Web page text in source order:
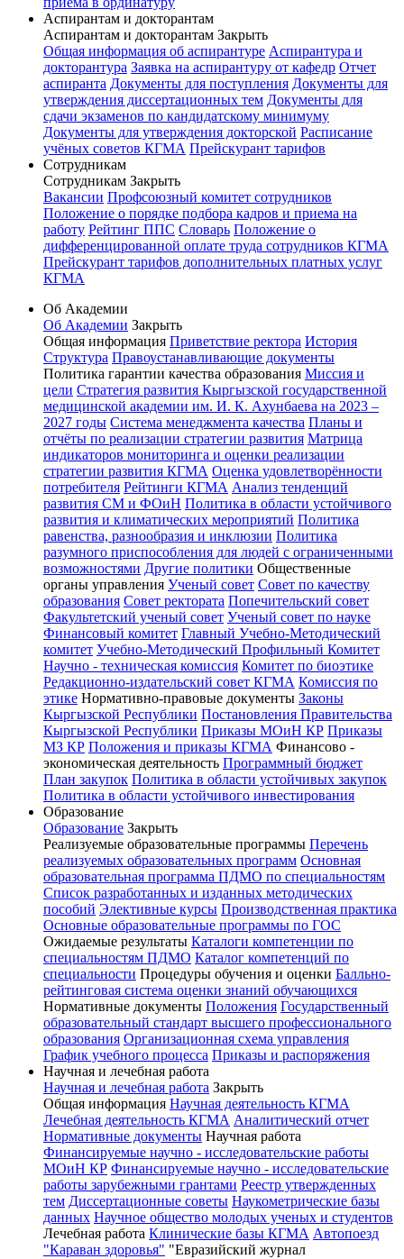
Аспирантам и докторантам
Аспирантам и докторантам Закрыть
Общая информация об аспирантуре Аспирантура и
докторантура Заявка на аспирантуру от кафедр Отчет
аспиранта Документы для поступления Документы для
утверждения диссертационных тем Документы для
сдачи экзаменов по кандидатскому минимуму
Документы для утверждения докторской Расписание
учёных советов КГМА Прейскурант тарифов
Сотрудникам
Сотрудникам Закрыть
Вакансии Профсоюзный комитет сотрудников
Положение о порядке подбора кадров и приема на
работу Рейтинг ППС Словарь Положение о
дифференцированной оплате труда сотрудников КГМА
Прейскурант тарифов дополнительных платных услуг
КГМА
Об Академии
Об Академии Закрыть
Общая информация Приветствие ректора История
Структура Правоустанавливающие документы
Политика гарантии качества образования Миссия и
цели Стратегия развития Кыргызской государственной
медицинской академии им. И. К. Ахунбаева на 2023 –
2027 годы Система менеджмента качества Планы и
отчёты по реализации стратегии развития Матрица
индикаторов мониторинга и оценки реализации
стратегии развития КГМА Оценка удовлетворённости
потребителя Рейтинги КГМА Анализ тенденций
развития СМ и ФОиН Политика в области устойчивого
развития и климатических мероприятий Политика
равенства, разнообразия и инклюзии Политика
разумного приспособления для людей с ограниченными
возможностями Другие политики Общественные
органы управления Ученый совет Совет по качеству
образования Совет ректората Попечительский совет
Факультетский ученый совет Ученый совет по науке
Финансовый комитет Главный Учебно-Методический
комитет Учебно-Методический Профильный Комитет
Научно - техническая комиссия Комитет по биоэтике
Редакционно-издательский совет КГМА Комиссия по
этике Нормативно-правовые документы Законы
Кыргызской Республики Постановления Правительства
Кыргызской Республики Приказы МОиН КР Приказы
МЗ КР Положения и приказы КГМА Финансово -
экономическая деятельность Программный бюджет
План закупок Политика в области устойчивых закупок
Политика в области устойчивого инвестирования
Образование
Образование Закрыть
Реализуемые образовательные программы Перечень
реализуемых образовательных программ Основная
образовательная программа ПДМО по специальностям
Список разработанных и изданных методических
пособий Элективные курсы Производственная практика
Основные образовательные программы по ГОС
Ожидаемые результаты Каталоги компетенции по
специальностям ПДМО Каталог компетенций по
специальности Процедуры обучения и оценки Балльно-
рейтинговая система оценки знаний обучающихся
Нормативные документы Положения Государственный
образовательный стандарт высшего профессионального
образования Организационная схема управления
График учебного процесса Приказы и распоряжения
Научная и лечебная работа
Научная и лечебная работа Закрыть
Общая информация Научная деятельность КГМА
Лечебная деятельность КГМА Аналитический отчет
Нормативные документы Научная работа
Финансируемые научно - исследовательские работы
МОиН КР Финансируемые научно - исследовательские
работы зарубежными грантами Реестр утвержденных
тем Диссертационные советы Наукометрические базы
данных Научное общество молодых ученых и студентов
Лечебная работа Клинические базы КГМА Автопоезд
"Караван здоровья" "Евразийский журнал